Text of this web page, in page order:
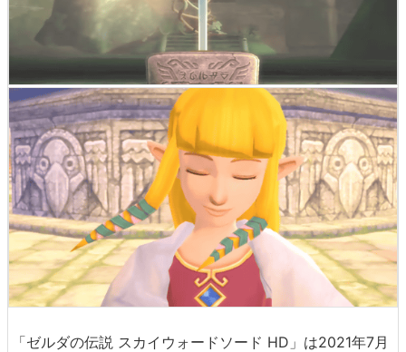
「ゼルダの伝説 スカイウォードソード HD」は2021年7月